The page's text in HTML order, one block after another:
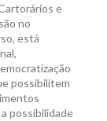
e
no
está
possibilitem
possibilidade